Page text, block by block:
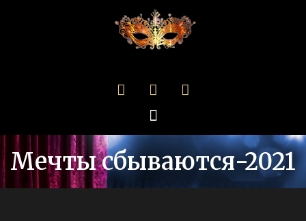
Мечты сбываются-2021